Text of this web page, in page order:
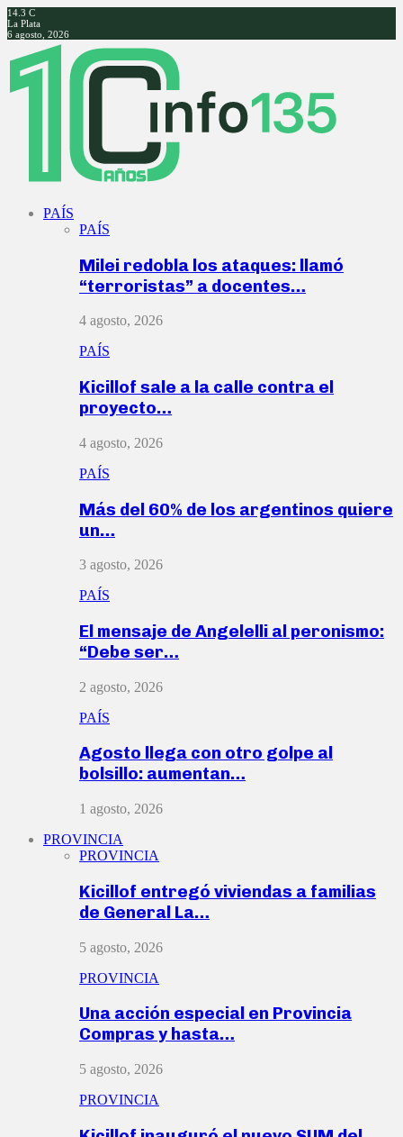
14.3 C
La Plata
6 agosto, 2026
Facebook
Twitter
Instagram
Youtube
PAÍS
PAÍS
Milei redobla los ataques: llamó
“terroristas” a docentes…
4 agosto, 2026
PAÍS
Kicillof sale a la calle contra el
proyecto…
4 agosto, 2026
PAÍS
Más del 60% de los argentinos quiere
un…
3 agosto, 2026
PAÍS
El mensaje de Angelelli al peronismo:
“Debe ser…
2 agosto, 2026
PAÍS
Agosto llega con otro golpe al
bolsillo: aumentan…
1 agosto, 2026
PROVINCIA
PROVINCIA
Kicillof entregó viviendas a familias
de General La…
5 agosto, 2026
PROVINCIA
Una acción especial en Provincia
Compras y hasta…
5 agosto, 2026
PROVINCIA